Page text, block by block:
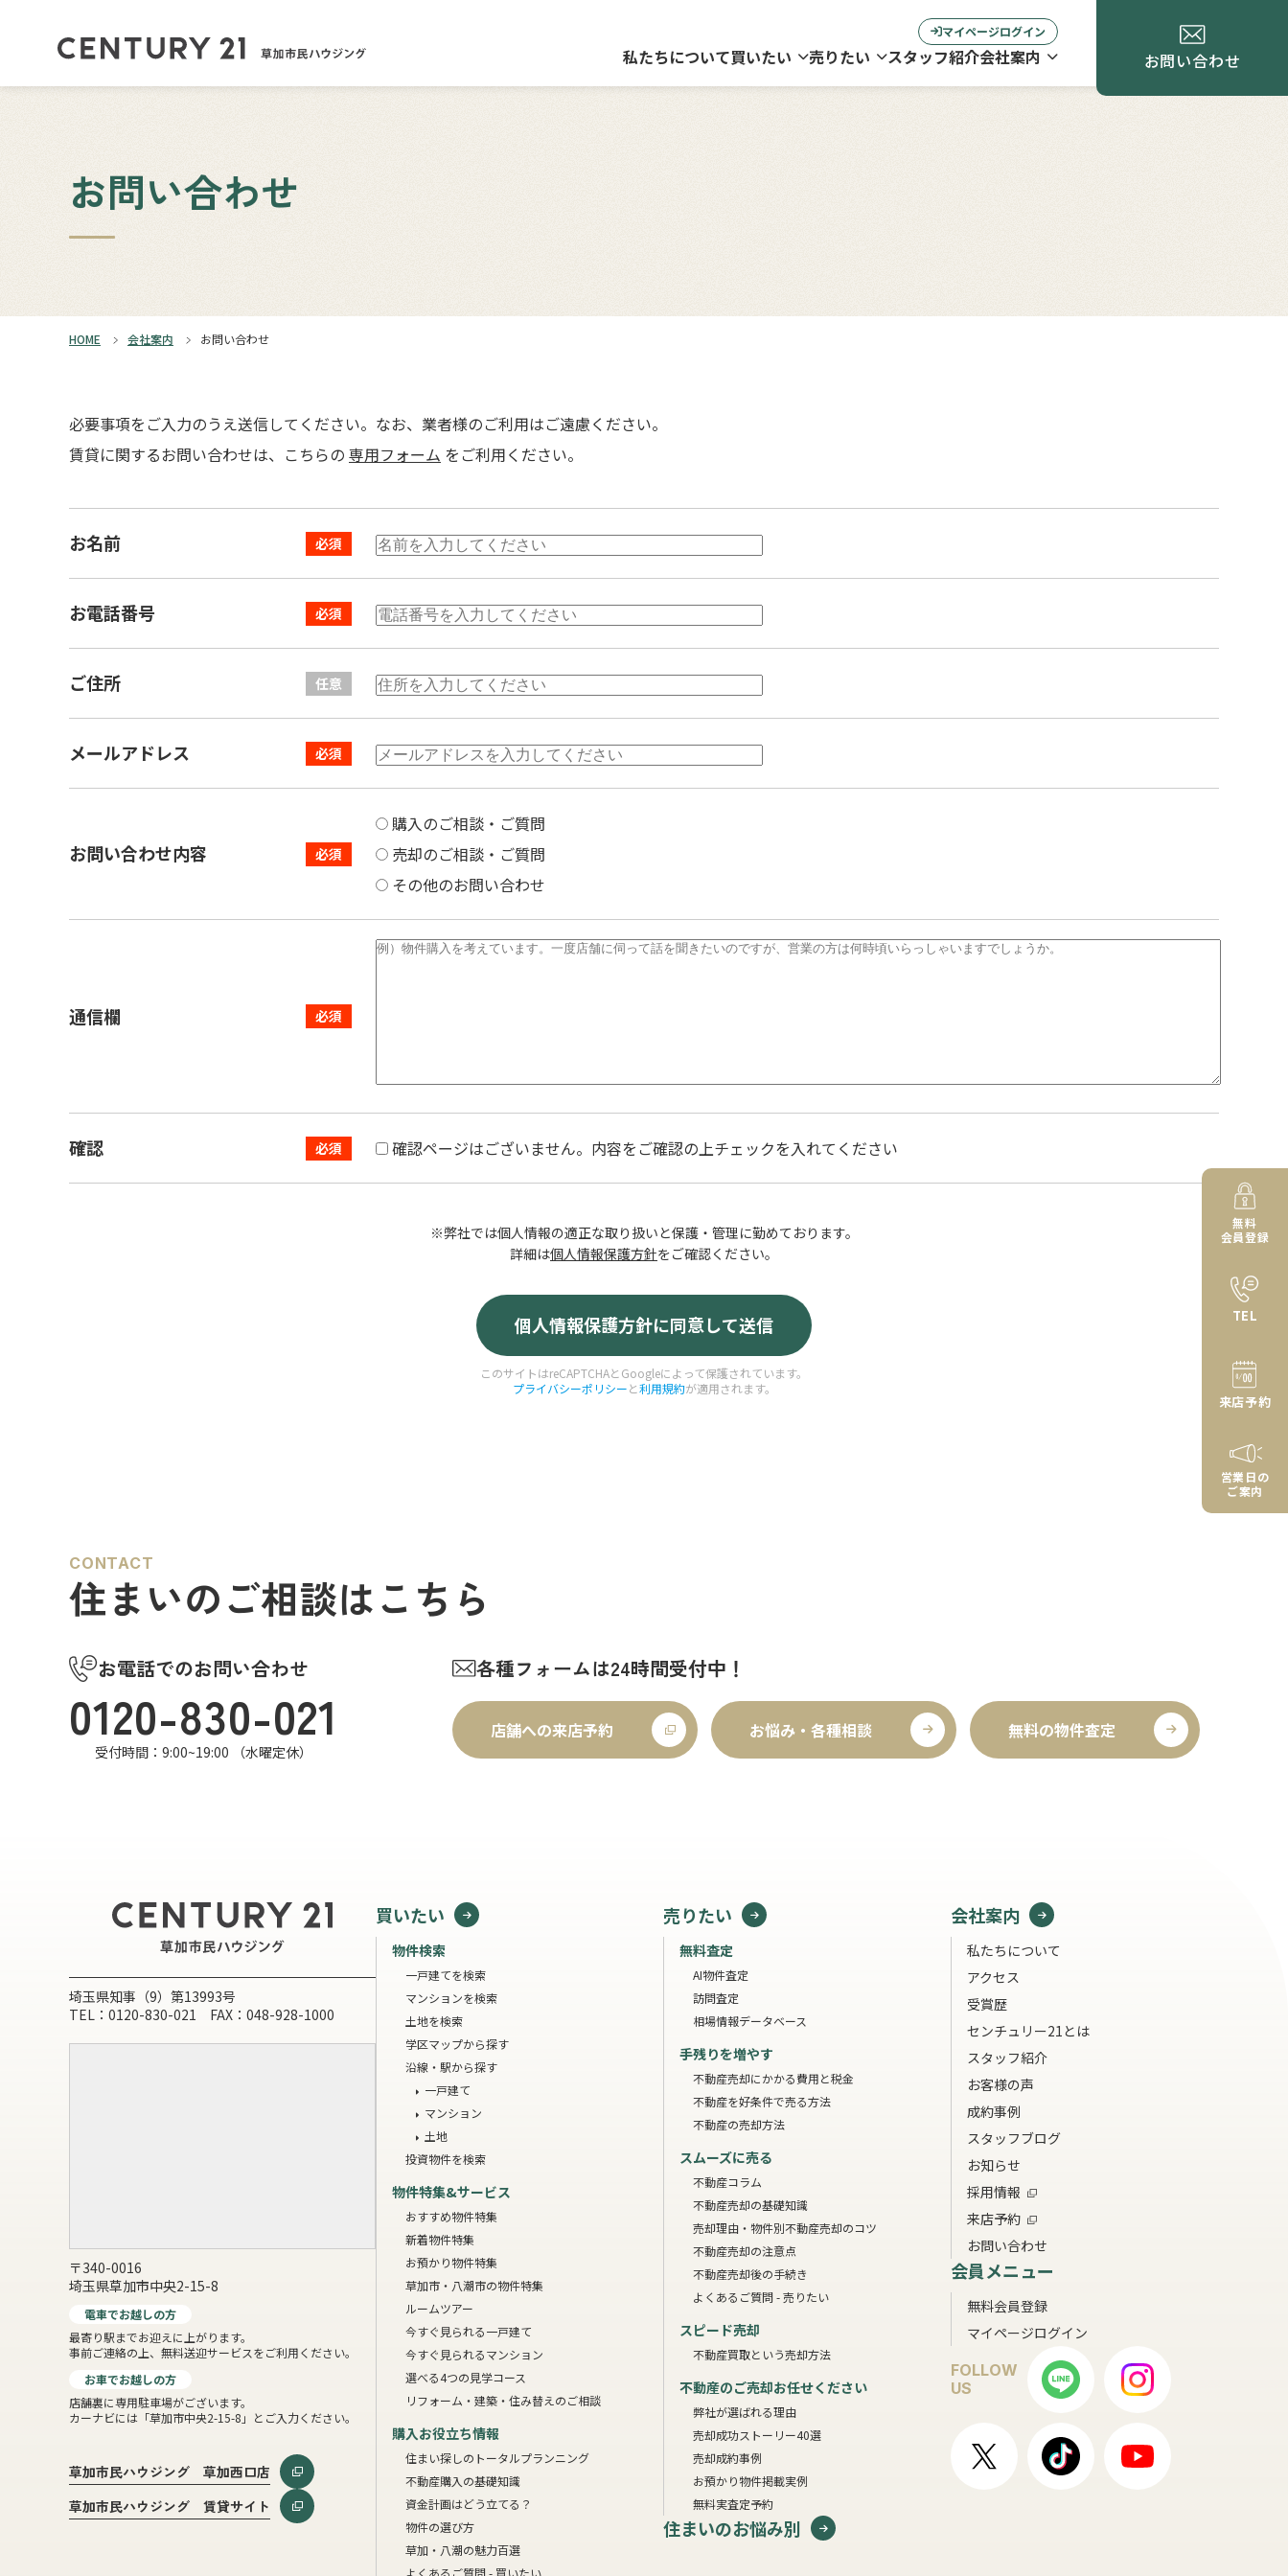
マイページログイン
私たちについて買いたい 売りたい スタッフ紹介会社案内 お問い合わせ
お問い合わせ
HOME 会社案内 お問い合わせ
必要事項をご入力のうえ送信してください。なお、業者様のご利用はご遠慮ください。
賃貸に関するお問い合わせは、こちらの 専用フォーム をご利用ください。
お名前
お電話番号
ご住所
メールアドレス
お問い合わせ内容
購入のご相談・ご質問
売却のご相談・ご質問
その他のお問い合わせ
通信欄
確認 確認ページはございません。内容をご確認の上チェックを入れてください
※弊社では個人情報の適正な取り扱いと保護・管理に勤めております。
詳細は個人情報保護方針をご確認ください。
このサイトはreCAPTCHAとGoogleによって保護されています。
プライバシーポリシーと利用規約が適用されます。
CONTACT
住まいのご相談はこちら
お電話でのお問い合わせ
0120-830-021
受付時間：9:00~19:00 （水曜定休）
各種フォームは24時間受付中！
店舗への来店予約 お悩み・各種相談 無料の物件査定
埼玉県知事（9）第13993号
TEL：0120-830-021 FAX：048-928-1000
〒340-0016
埼玉県草加市中央2-15-8
電車でお越しの方
最寄り駅までお迎えに上がります。
事前ご連絡の上、無料送迎サービスをご利用ください。
お車でお越しの方
店舗裏に専用駐車場がございます。
カーナビには「草加市中央2-15-8」とご入力ください。
草加市民ハウジング 草加西口店
草加市民ハウジング 賃貸サイト
買いたい
物件検索
一戸建てを検索
マンションを検索
土地を検索
学区マップから探す
沿線・駅から探す
一戸建て
マンション
土地
投資物件を検索
物件特集&サービス
おすすめ物件特集
新着物件特集
お預かり物件特集
草加市・八潮市の物件特集
ルームツアー
今すぐ見られる一戸建て
今すぐ見られるマンション
選べる4つの見学コース
リフォーム・建築・住み替えのご相談
購入お役立ち情報
住まい探しのトータルプランニング
不動産購入の基礎知識
資金計画はどう立てる？
物件の選び方
草加・八潮の魅力百選
よくあるご質問 - 買いたい
売りたい
無料査定
AI物件査定
訪問査定
相場情報データベース
手残りを増やす
不動産売却にかかる費用と税金
不動産を好条件で売る方法
不動産の売却方法
スムーズに売る
不動産コラム
不動産売却の基礎知識
売却理由・物件別不動産売却のコツ
不動産売却の注意点
不動産売却後の手続き
よくあるご質問 - 売りたい
スピード売却
不動産買取という売却方法
不動産のご売却お任せください
弊社が選ばれる理由
売却成功ストーリー40選
売却成約事例
お預かり物件掲載実例
無料実査定予約
住まいのお悩み別
会社案内
私たちについて
アクセス
受賞歴
センチュリー21とは
スタッフ紹介
お客様の声
成約事例
スタッフブログ
お知らせ
採用情報
来店予約
お問い合わせ
会員メニュー
無料会員登録
マイページログイン
FOLLOW
US
無料
会員登録
TEL
来店予約
営業日の
ご案内